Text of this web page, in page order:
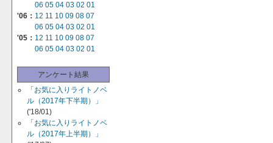
06 05 04 03 02 01
'06： 12 11 10 09 08 07
06 05 04 03 02 01
'05： 12 11 10 09 08 07
06 05 04 03 02 01
アンケート結果
「お気に入りライトノベ
ル（2017年下半期）」
('18/01)
「お気に入りライトノベ
ル（2017年上半期）」